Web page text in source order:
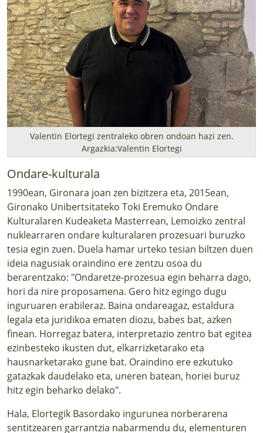
Valentin Elortegi zentraleko obren ondoan hazi zen.
Argazkia:Valentin Elortegi
Ondare-kulturala
1990ean, Gironara joan zen bizitzera eta, 2015ean,
Gironako Unibertsitateko Toki Eremuko Ondare
Kulturalaren Kudeaketa Masterrean, Lemoizko zentral
nuklearraren ondare kulturalaren prozesuari buruzko
tesia egin zuen. Duela hamar urteko tesian biltzen duen
ideia nagusiak oraindino ere zentzu osoa du
berarentzako: "Ondaretze-prozesua egin beharra dago,
hori da nire proposamena. Gero hitz egingo dugu
inguruaren erabileraz. Baina ondareagaz, estaldura
legala eta juridikoa ematen diozu, babes bat, azken
finean. Horregaz batera, interpretazio zentro bat egitea
ezinbesteko ikusten dut, elkarrizketarako eta
hausnarketarako gune bat. Oraindino ere ezkutuko
gatazkak daudelako eta, uneren batean, horiei buruz
hitz egin beharko delako".
Hala, Elortegik Basordako ingurunea norberarena
sentitzearen garrantzia nabarmendu du, elementuren